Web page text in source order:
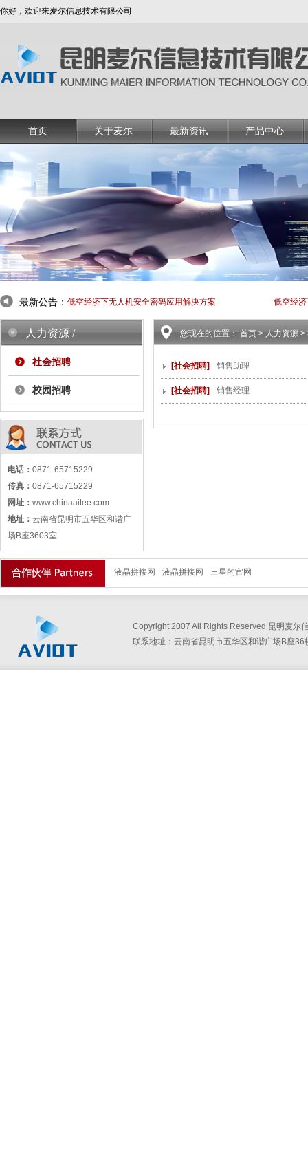
你好，欢迎来麦尔信息技术有限公司
首页 关于麦尔 最新资讯 产品中心
最新公告： 低空经济下无人机安全密码应用解决方案 低空经
人力资源 /
社会招聘
校园招聘
电话： 0871-65715229
传真： 0871-65715229
网址： www.chinaaitee.com
地址： 云南省昆明市五华区和谐广
场B座3603室
您现在的位置： 首页 > 人力资源 >
[社会招聘] 销售助理
[社会招聘] 销售经理
液晶拼接网 液晶拼接网 三星的官网
Copyright 2007 All Rights Reserved 昆明麦尔
联系地址：云南省昆明市五华区和谐广场B座